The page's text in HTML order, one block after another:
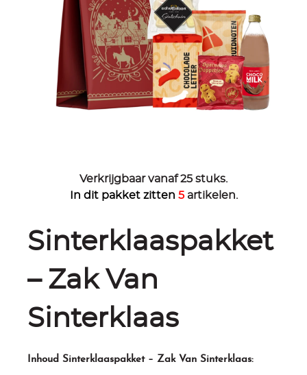
Sinterklaaspakket
– Zak Van
Sinterklaas
Inhoud Sinterklaaspakket – Zak Van Sinterklaas:
Verkrijgbaar vanaf 25 stuks.
In dit pakket zitten 5 artikelen.